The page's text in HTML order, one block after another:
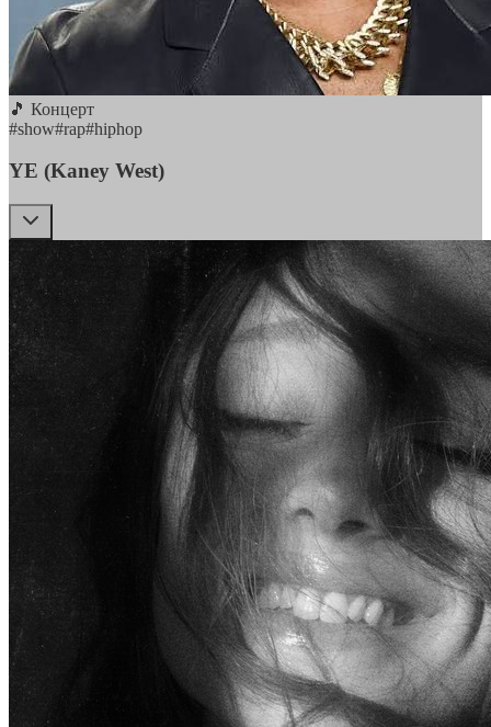
🎵 Концерт
#show#rap#hiphop
YE (Kaney West)